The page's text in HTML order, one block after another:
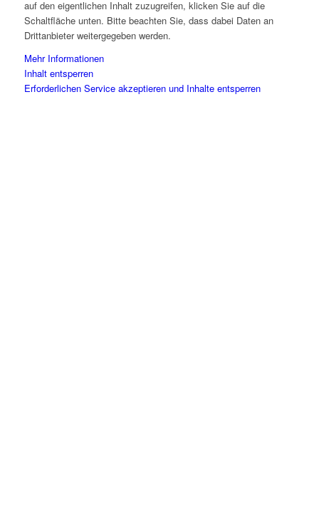
auf den eigentlichen Inhalt zuzugreifen, klicken Sie auf die
Schaltfläche unten. Bitte beachten Sie, dass dabei Daten an
Drittanbieter weitergegeben werden.
Mehr Informationen
Inhalt entsperren
Erforderlichen Service akzeptieren und Inhalte entsperren